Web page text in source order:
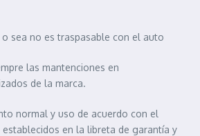
sea no es traspasable con el auto
las mantenciones en
de la marca.
normal y uso de acuerdo con el
en la libreta de garantía y